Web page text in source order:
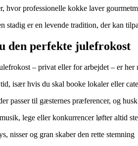
hvor professionelle kokke laver
stadig er en levende tradition, der kan
den perfekte julefrokost
– privat eller for arbejdet – er her
især hvis du skal booke lokaler eller
passer til gæsternes præferencer, og
lege eller konkurrencer løfter altid
nisser og gran skaber den rette stemning